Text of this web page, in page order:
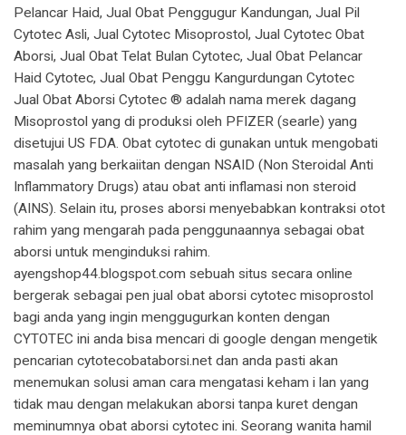
Pelancar Haid, Jual Obat Penggugur Kandungan, Jual Pil
Cytotec Asli, Jual Cytotec Misoprostol, Jual Cytotec Obat
Aborsi, Jual Obat Telat Bulan Cytotec, Jual Obat Pelancar
Haid Cytotec, Jual Obat Penggu Kangurdungan Cytotec
Jual Obat Aborsi Cytotec ® adalah nama merek dagang
Misoprostol yang di produksi oleh PFIZER (searle) yang
disetujui US FDA. Obat cytotec di gunakan untuk mengobati
masalah yang berkaiitan dengan NSAID (Non Steroidal Anti
Inflammatory Drugs) atau obat anti inflamasi non steroid
(AINS). Selain itu, proses aborsi menyebabkan kontraksi otot
rahim yang mengarah pada penggunaannya sebagai obat
aborsi untuk menginduksi rahim.
ayengshop44.blogspot.com sebuah situs secara online
bergerak sebagai pen jual obat aborsi cytotec misoprostol
bagi anda yang ingin menggugurkan konten dengan
CYTOTEC ini anda bisa mencari di google dengan mengetik
pencarian cytotecobataborsi.net dan anda pasti akan
menemukan solusi aman cara mengatasi keham i lan yang
tidak mau dengan melakukan aborsi tanpa kuret dengan
meminumnya obat aborsi cytotec ini. Seorang wanita hamil